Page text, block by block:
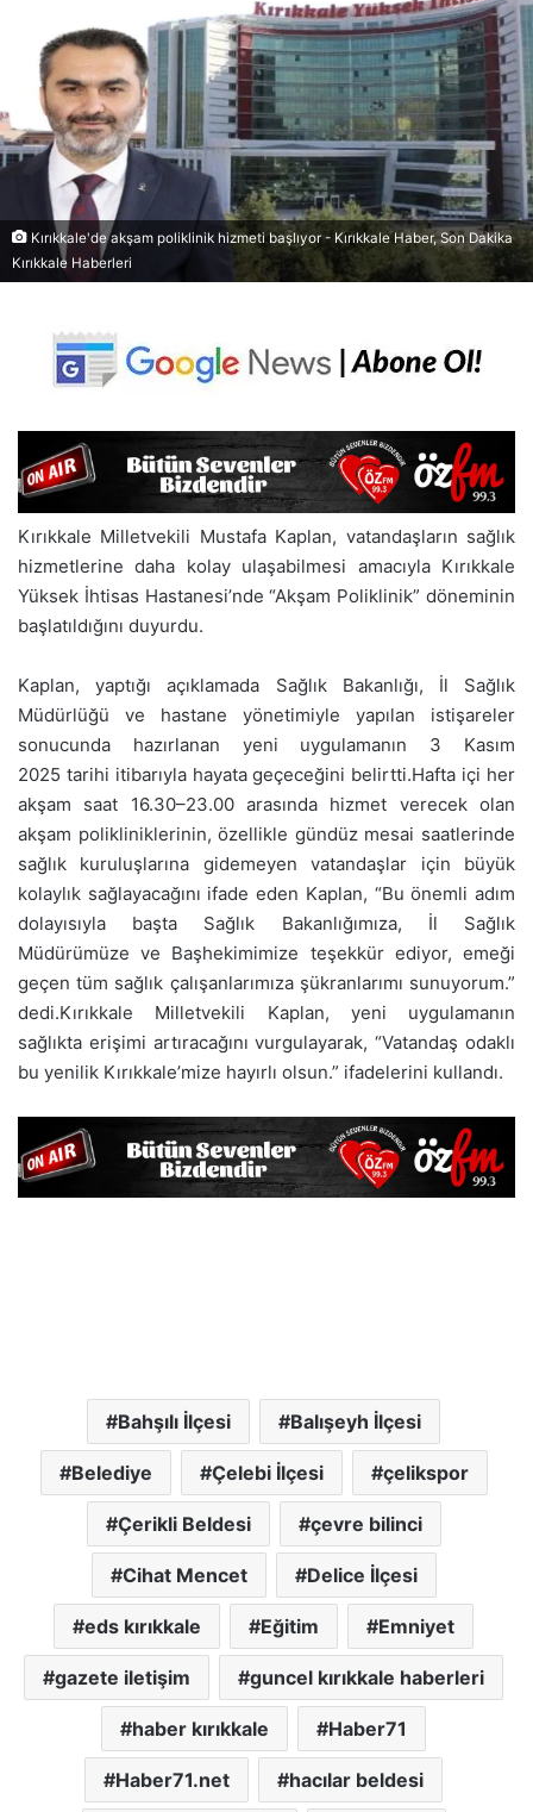
Kırıkkale'de akşam poliklinik hizmeti başlıyor - Kırıkkale Haber, Son Dakika
Kırıkkale Haberleri
Kırıkkale Milletvekili Mustafa Kaplan, vatandaşların sağlık
hizmetlerine daha kolay ulaşabilmesi amacıyla Kırıkkale
Yüksek İhtisas Hastanesi’nde “Akşam Poliklinik” döneminin
başlatıldığını duyurdu.
Kaplan, yaptığı açıklamada Sağlık Bakanlığı, İl Sağlık
Müdürlüğü ve hastane yönetimiyle yapılan istişareler
sonucunda hazırlanan yeni uygulamanın 3 Kasım
2025 tarihi itibarıyla hayata geçeceğini belirtti.Hafta içi her
akşam saat 16.30–23.00 arasında hizmet verecek olan
akşam polikliniklerinin, özellikle gündüz mesai saatlerinde
sağlık kuruluşlarına gidemeyen vatandaşlar için büyük
kolaylık sağlayacağını ifade eden Kaplan, “Bu önemli adım
dolayısıyla başta Sağlık Bakanlığımıza, İl Sağlık
Müdürümüze ve Başhekimimize teşekkür ediyor, emeği
geçen tüm sağlık çalışanlarımıza şükranlarımı sunuyorum.”
dedi.Kırıkkale Milletvekili Kaplan, yeni uygulamanın
sağlıkta erişimi artıracağını vurgulayarak, “Vatandaş odaklı
bu yenilik Kırıkkale’mize hayırlı olsun.” ifadelerini kullandı.
Bahşılı İlçesi Balışeyh İlçesi
Belediye Çelebi İlçesi çelikspor
Çerikli Beldesi çevre bilinci
Cihat Mencet Delice İlçesi
eds kırıkkale Eğitim Emniyet
gazete iletişim guncel kırıkkale haberleri
haber kırıkkale Haber71
Haber71.net hacılar beldesi